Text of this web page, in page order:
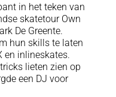
in het teken van
skatetour Own
De Greente.
hun skills te laten
en inlineskates.
lieten zien op
een DJ voor